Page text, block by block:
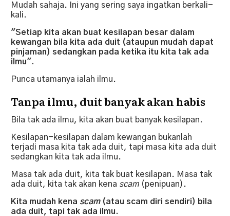
Mudah sahaja. Ini yang sering saya ingatkan berkali-
kali.
"Setiap kita akan buat kesilapan besar dalam
kewangan bila kita ada duit (ataupun mudah dapat
pinjaman) sedangkan pada ketika itu kita tak ada
ilmu".
Punca utamanya ialah ilmu.
Tanpa ilmu, duit banyak akan habis
Bila tak ada ilmu, kita akan buat banyak kesilapan.
Kesilapan-kesilapan dalam kewangan bukanlah
terjadi masa kita tak ada duit, tapi masa kita ada duit
sedangkan kita tak ada ilmu.
Masa tak ada duit, kita tak buat kesilapan. Masa tak
ada duit, kita tak akan kena scam (penipuan).
Kita mudah kena scam(atau scam diri sendiri) bila
ada duit, tapi tak ada ilmu.